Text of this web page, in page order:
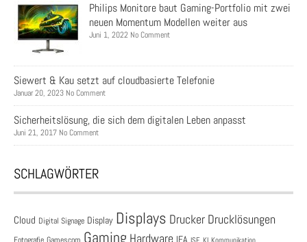
Philips Monitore baut Gaming-Portfolio mit zwei
neuen Momentum Modellen weiter aus
Juni 1, 2022 No Comment
Siewert & Kau setzt auf cloudbasierte Telefonie
Januar 20, 2023 No Comment
Sicherheitslösung, die sich dem digitalen Leben anpasst
Juni 21, 2017 No Comment
SCHLAGWÖRTER
Cloud Digital Signage Display Displays Drucker Drucklösungen
Gaming Hardware IFA